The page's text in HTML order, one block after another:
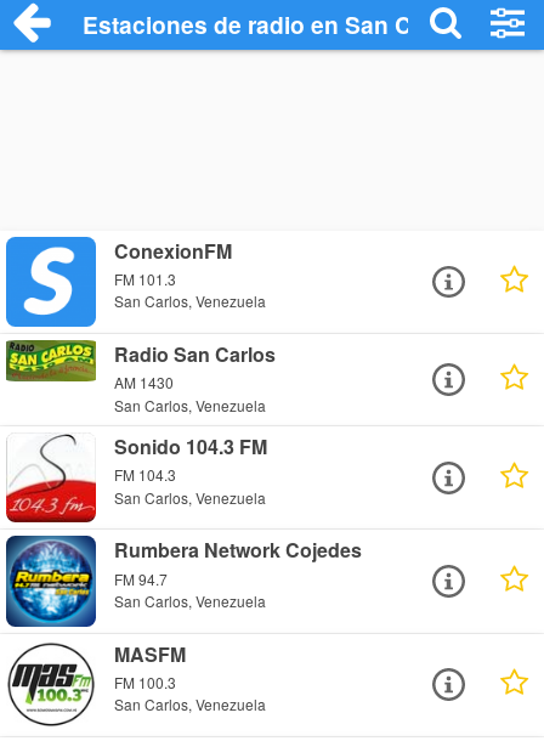
Estaciones de radio en San Carlos -
ConexionFM
FM 101.3
San Carlos, Venezuela
Radio San Carlos
AM 1430
San Carlos, Venezuela
Sonido 104.3 FM
FM 104.3
San Carlos, Venezuela
Rumbera Network Cojedes
FM 94.7
San Carlos, Venezuela
MASFM
FM 100.3
San Carlos, Venezuela